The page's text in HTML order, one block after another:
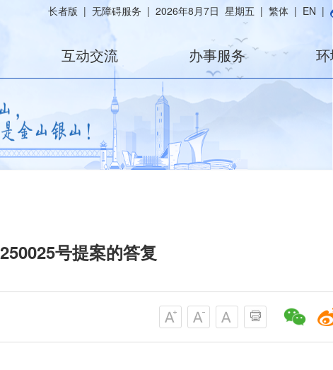
长者版 | 无障碍服务 | 2026年8月7日 星期五 | 繁体 | EN |
互动交流 办事服务
号提案的答复